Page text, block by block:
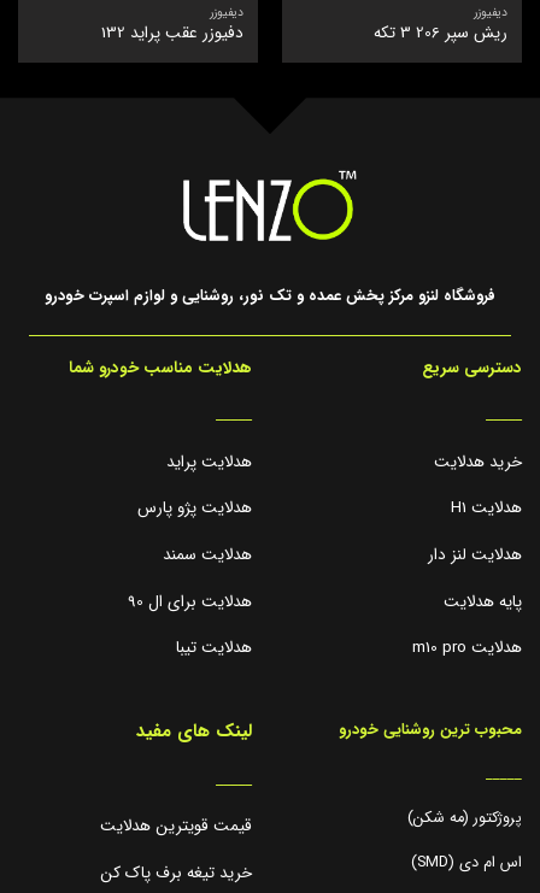
دیفیوزر
ریش سپر 206 3 تکه
دیفیوزر
دفیوزر عقب پراید 132
فروشگاه لنزو مرکز پخش عمده و تک نور، روشنایی و لوازم اسپرت خودرو
دسترسی سریع
_____
خرید هدلایت
هدلایت H1
هدلایت لنز دار
پایه هدلایت
هدلایت m10 pro
هدلایت مناسب خودرو شما
_____
هدلایت پراید
هدلایت پژو پارس
هدلایت سمند
هدلایت برای ال 90
هدلایت تیبا
محبوب ترین روشنایی خودرو
_____
پروژکتور (مه شکن)
اس ام دی (SMD)
لینک های مفید
_____
قیمت قویترین هدلایت
خرید تیغه برف پاک کن